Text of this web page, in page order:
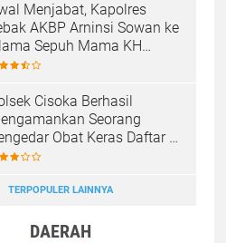
Menjabat, Kapolres
AKBP Arninsi Sowan ke
Sepuh Mama KH
Basri
Cisoka Berhasil
Seorang
Obat Keras Daftar G
Pelaku
TERPOPULER LAINNYA
DAERAH